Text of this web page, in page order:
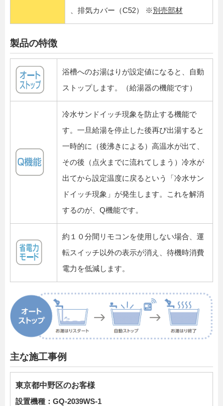
、排気カバー（C52） ※別売部材
製品の特徴
浴槽へのお湯はりが設定値になると、自動
ストップします。（給湯器の機能です）
冷水サンドイッチ現象を防止する機能で
す。一旦給湯を停止した後再び出湯すると
一時的に（後沸きによる）高温水が出て、
その後（点火までに流れてしまう）冷水が
出てから設定温度に戻るという「冷水サン
ドイッチ現象」が発生します。これを解消
するのが、Q機能です。
約１０分間リモコンを使用しない場合、運
転スイッチ以外の表示が消え、待機時消費
電力を低減します。
主な施工事例
東京都中野区のお客様
設置機種：GQ-2039WS-1